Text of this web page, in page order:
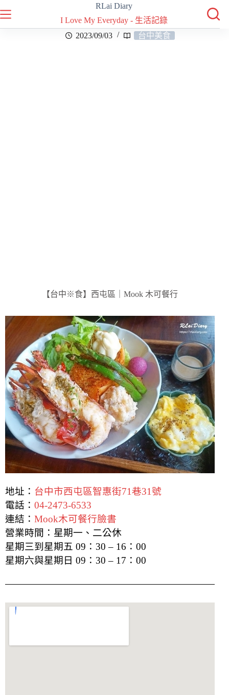
RLai Diary
I Love My Everyday - 生活記錄
2023/09/03
台中美食
【台中※食】西屯區｜Mook 木可餐行
地址： 台中市西屯區智惠街71巷31號
電話： 04-2473-6533
連結： Mook木可餐行臉書
營業時間：星期一、二公休
星期三到星期五 09：30 – 16：00
星期六與星期日 09：30 – 17：00